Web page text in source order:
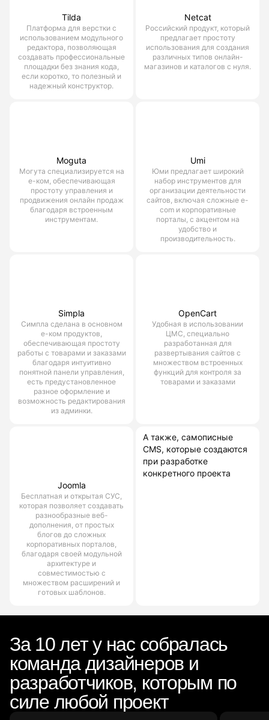
Tilda
Платформа для верстки с
использованием модульного
редактора, позволяющая
создавать профессиональные
площадки без знания кода,
если коротко, то полезный и
надежный конструктор.
Netcat
Российский продукт, который
предлагает простоту
использования для создания
различных типов онлайн-
магазинов и каталогов с нуля.
Moguta
Могута специализируется на
е-ком, обеспечивающая
простоту управления и
продвижения онлайн продаж
благодаря встроенным
инструментам.
Umi
Юми предлагает широкий
набор инструментов для
организации деятельности
сайтов, включая сложные e-
com и корпоративные
порталы, с акцентом на
удобство и
производительность.
Simpla
Симпла сделана в основном
е-ком продуктов,
обеспечивающая простоту
работы с товарами и заказами
благодаря интуитивно
понятной панели управления,
есть предустановленное
разное оформление и
возможность редактирования
из админки.
OpenCart
Удобная в использовании
ЦМС, специально
разработанная для
развертывания сайтов с
множеством встроенных
функций для контроля за
товарами и заказами
Joomla
Бесплатная и открытая СУС,
которая позволяет создавать
разнообразные веб-
дополнения, от простых
блогов до сложных
корпоративных порталов,
благодаря своей модульной
архитектуре и
совместимостью с
множеством расширений и
готовых шаблонов.
А также, самописные
CMS, которые создаются
при разработке
конкретного проекта
За 10 лет у нас собралась
команда дизайнеров и
разработчиков, которым по
силе любой проект